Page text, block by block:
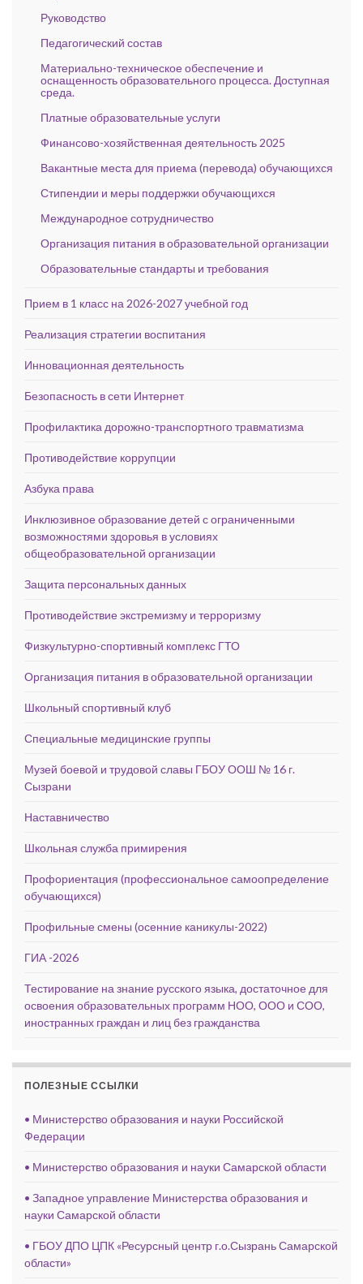
Руководство
Педагогический состав
Материально-техническое обеспечение и
оснащенность образовательного процесса. Доступная
среда.
Платные образовательные услуги
Финансово-хозяйственная деятельность 2025
Вакантные места для приема (перевода) обучающихся
Стипендии и меры поддержки обучающихся
Международное сотрудничество
Организация питания в образовательной организации
Образовательные стандарты и требования
Прием в 1 класс на 2026-2027 учебной год
Реализация стратегии воспитания
Инновационная деятельность
Безопасность в сети Интернет
Профилактика дорожно-транспортного травматизма
Противодействие коррупции
Азбука права
Инклюзивное образование детей с ограниченными
возможностями здоровья в условиях
общеобразовательной организации
Защита персональных данных
Противодействие экстремизму и терроризму
Физкультурно-спортивный комплекс ГТО
Организация питания в образовательной организации
Школьный спортивный клуб
Специальные медицинские группы
Музей боевой и трудовой славы ГБОУ ООШ № 16 г.
Сызрани
Наставничество
Школьная служба примирения
Профориентация (профессиональное самоопределение
обучающихся)
Профильные смены (осенние каникулы-2022)
ГИА -2026
Тестирование на знание русского языка, достаточное для
освоения образовательных программ НОО, ООО и СОО,
иностранных граждан и лиц без гражданства
ПОЛЕЗНЫЕ ССЫЛКИ
• Министерство образования и науки Российской
Федерации
• Министерство образования и науки Самарской области
• Западное управление Министерства образования и
науки Самарской области
• ГБОУ ДПО ЦПК «Ресурсный центр г.о.Сызрань Самарской
области»